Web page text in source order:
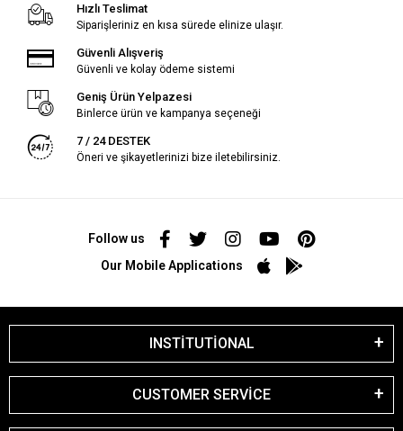
Hızlı Teslimat
Siparişleriniz en kısa sürede elinize ulaşır.
Güvenli Alışveriş
Güvenli ve kolay ödeme sistemi
Geniş Ürün Yelpazesi
Binlerce ürün ve kampanya seçeneği
7 / 24 DESTEK
Öneri ve şikayetlerinizi bize iletebilirsiniz.
Follow us
Our Mobile Applications
INSTİTUTİONAL
CUSTOMER SERVİCE